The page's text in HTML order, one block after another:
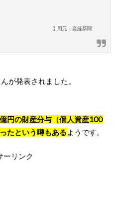
引用元：産経新聞
が発表されました。
円の財産分与（個人資産100
たという噂もあるようです。
ーリンク